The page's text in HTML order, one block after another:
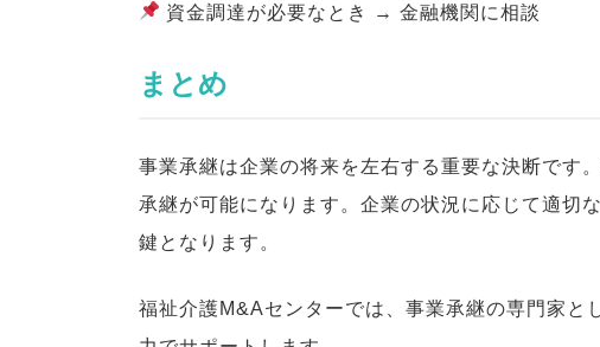
資金調達が必要なとき → 金融機関に相談
まとめ
事業承継は企業の将来を左右する重要な決断です
承継が可能になります。企業の状況に応じて適切
鍵となります。
福祉介護M&Aセンターでは、事業承継の専門家と